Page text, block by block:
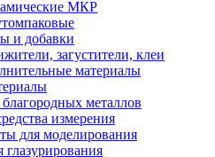
МКР
и добавки
загустители, клеи
материалы
металлов
измерения
для моделирования